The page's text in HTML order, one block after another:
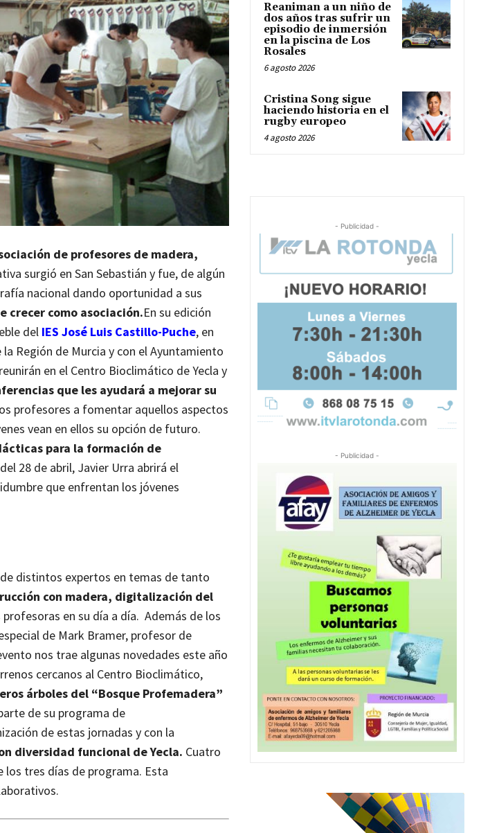
de profesores de madera,
surgió en San Sebastián y fue, de algún
nacional dando oportunidad a sus
crecer como asociación.En su edición
del IES José Luis Castillo-Puche, en
Región de Murcia y con el Ayuntamiento
en el Centro Bioclimático de Yecla y
que les ayudará a mejorar su
profesores a fomentar aquellos aspectos
vean en ellos su opción de futuro.
para la formación de
28 de abril, Javier Urra abrirá el
que enfrentan los jóvenes
distintos expertos en temas de tanto
con madera, digitalización del
en su día a día. Además de los
de Mark Bramer, profesor de
nos trae algunas novedades este año
cercanos al Centro Bioclimático,
árboles del “Bosque Profemadera”
de su programa de
de estas jornadas y con la
diversidad funcional de Yecla. Cuatro
tres días de programa. Esta
Reaniman a un niño de
dos años tras sufrir un
episodio de inmersión
en la piscina de Los
Rosales
6 agosto 2026
Cristina Song sigue
haciendo historia en el
rugby europeo
4 agosto 2026
- Publicidad -
- Publicidad -